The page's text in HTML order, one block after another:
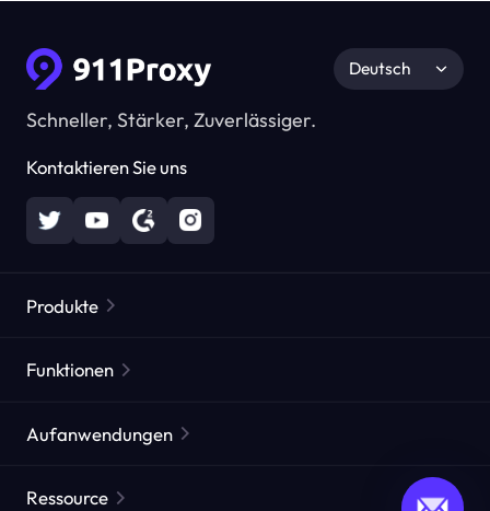
Schneller, Stärker, Zuverlässiger.
Kontaktieren Sie uns
Deutsch
Produkte
Statische Residential Proxies
Funktionen
ISP agentur agentur
Aufanwendungen
Ressource